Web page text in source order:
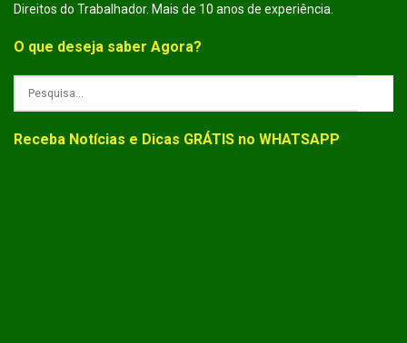
Direitos do Trabalhador. Mais de 10 anos de experiência.
O que deseja saber Agora?
Receba Notícias e Dicas GRÁTIS no WHATSAPP